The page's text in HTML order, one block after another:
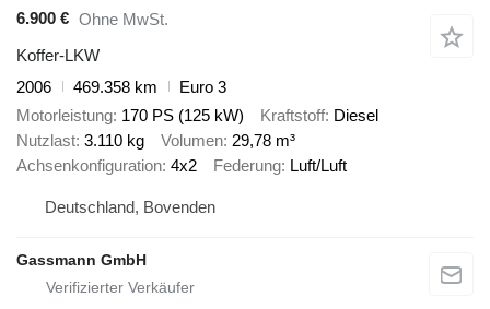
6.900 € Ohne MwSt.
Koffer-LKW
2006
469.358 km
Euro 3
Motorleistung 170 PS (125 kW) Kraftstoff Diesel
Nutzlast 3.110 kg Volumen 29,78 m³
Achsenkonfiguration 4x2 Federung Luft/Luft
Deutschland, Bovenden
Gassmann GmbH